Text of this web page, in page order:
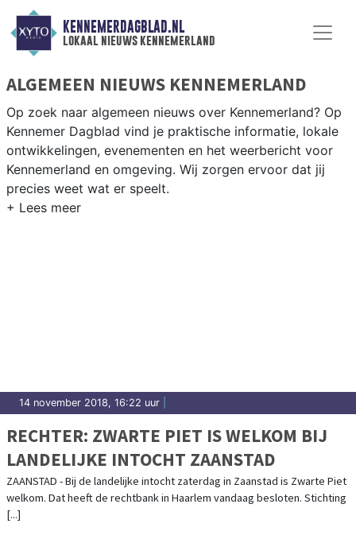
KENNEMERDAGBLAD.NL
lokaal nieuws kennemerland
ALGEMEEN NIEUWS KENNEMERLAND
Op zoek naar algemeen nieuws over Kennemerland? Op
Kennemer Dagblad vind je praktische informatie, lokale
ontwikkelingen, evenementen en het weerbericht voor
Kennemerland en omgeving. Wij zorgen ervoor dat jij
precies weet wat er speelt.
14 november 2018, 16:22 uur
RECHTER: ZWARTE PIET IS WELKOM BIJ
LANDELIJKE INTOCHT ZAANSTAD
ZAANSTAD - Bij de landelijke intocht zaterdag in Zaanstad is Zwarte Piet
welkom. Dat heeft de rechtbank in Haarlem vandaag besloten. Stichting
[...]